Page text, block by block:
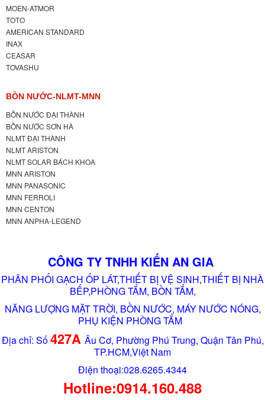
MOEN-ATMOR
TOTO
AMERICAN STANDARD
INAX
CEASAR
TOVASHU
BỒN NƯỚC-NLMT-MNN
BỒN NƯỚC ĐẠI THÀNH
BỒN NƯỚC SƠN HÀ
NLMT ĐẠI THÀNH
NLMT ARISTON
NLMT SOLAR BÁCH KHOA
MNN ARISTON
MNN PANASONIC
MNN FERROLI
MNN CENTON
MNN ANPHA-LEGEND
CÔNG TY TNHH KIẾN AN GIA
PHÂN PHỐI GẠCH ỐP LÁT,THIẾT BỊ VỆ SINH,THIẾT BỊ NHÀ
BẾP,PHÒNG TẮM, BỒN TẮM,
NĂNG LƯỢNG MẶT TRỜI, BỒN NƯỚC, MÁY NƯỚC NÓNG,
PHỤ KIỆN PHÒNG TẮM
Địa chỉ: Số427A Âu Cơ, Phường Phú Trung, Quận Tân Phú,
TP.HCM,Việt Nam
Điện thoại:028.6265.4344
Hotline:0914.160.488